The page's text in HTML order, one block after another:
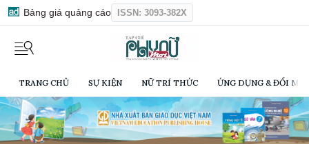
Bảng giá quảng cáo ISSN: 3093-382X
TRANG CHỦ SỰ KIỆN NỮ TRÍ THỨC ỨNG DỤNG & ĐỔI